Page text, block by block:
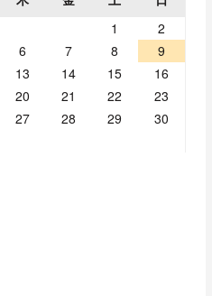
1
2
6 7 8
9
13 14 15
16
20 21 22
23
27 28 29
30